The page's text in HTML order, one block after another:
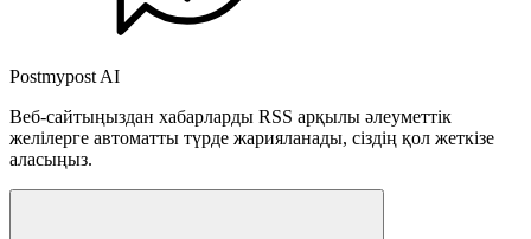
Postmypost AI
Веб-сайтыңыздан хабарларды RSS арқылы әлеуметтік
желілерге автоматты түрде жарияланады, сіздің қол жеткізе
аласыңыз.